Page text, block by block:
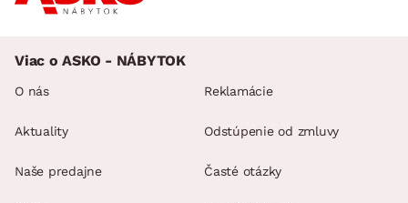
Viac o ASKO - NÁBYTOK
O nás
Aktuality
Naše predajne
Reklamácie
Odstúpenie od zmluvy
Časté otázky